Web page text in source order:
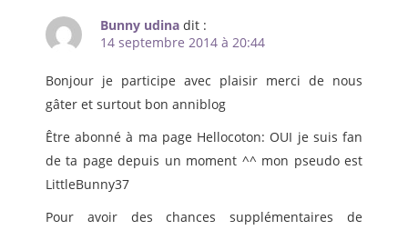
Bunny udina dit :
14 septembre 2014 à 20:44
Bonjour je participe avec plaisir merci de nous
gâter et surtout bon anniblog
Être abonné à ma page Hellocoton: OUI je suis fan
de ta page depuis un moment ^^ mon pseudo est
LittleBunny37
Pour avoir des chances supplémentaires de